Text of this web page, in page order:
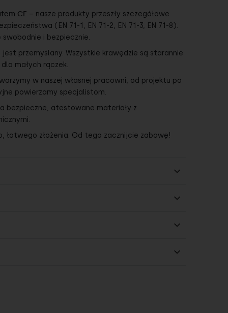
CE – nasze produkty przeszły szczegółowe
(EN 71-1, EN 71-2, EN 71-3, EN 71-8).
i bezpiecznie.
przemyślany. Wszystkie krawędzie są starannie
małych rączek.
w naszej własnej pracowni, od projektu po
powierzamy specjalistom.
bezpieczne, atestowane materiały z
łatwego złożenia. Od tego zacznijcie zabawę!